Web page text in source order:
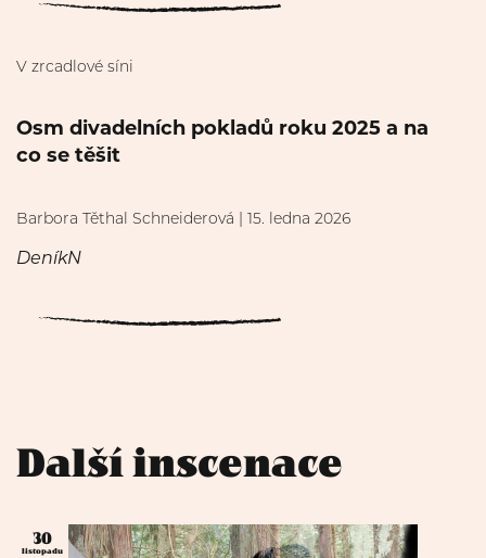
V zrcadlové síni
Osm divadelních pokladů roku 2025 a na
co se těšit
Barbora Těthal Schneiderová | 15. ledna 2026
DeníkN
Další inscenace
30
listopadu